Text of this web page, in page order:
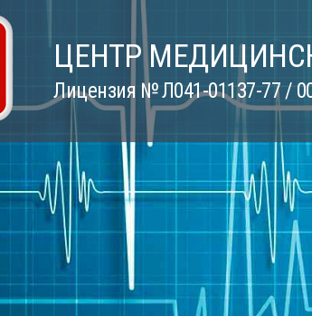
ЦЕНТР
Лицензия № Л041-01137-77 /